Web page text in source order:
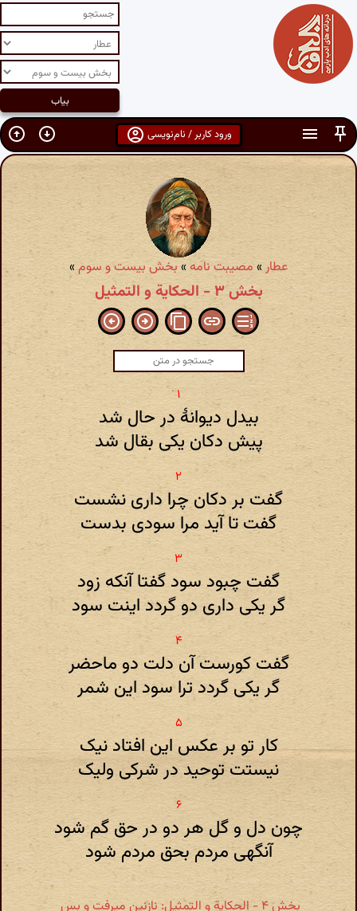
ورود کاربر / نام‌نویسی
عطار» مصیبت نامه » بخش بیست و سوم»
بخش ۳ - الحكایة و التمثیل
بیدل دیوانهٔ در حال شد
پیش دکان یکی بقال شد
گفت بر دکان چرا داری نشست
گفت تا آید مرا سودی بدست
گفت چبود سود گفتا آنکه زود
گر یکی داری دو گردد اینت سود
گفت کورست آن دلت دو ماحضر
گر یکی گردد ترا سود این شمر
کار تو بر عکس این افتاد نیک
نیستت توحید در شرکی ولیک
چون دل و گل هر دو در حق گم شود
آنگهی مردم بحق مردم شود
بخش ۴ - الحكایة و التمثیل: نازنین میرفت و بس